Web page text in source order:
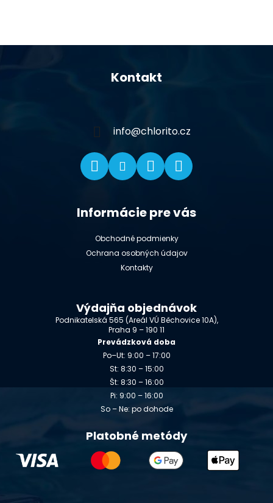
Z
Kontakt
info@chlorito.cz
Informácie pre vás
Obchodné podmienky
Ochrana osobných údajov
Kontakty
Výdajňa objednávok
Podnikatelská 565 (Areál VÚ Běchovice 10A),
Praha 9 – 190 11
Prevádzková doba
Po–Ut: 9:00 – 17:00
St: 8:30 – 15:00
Št: 8:30 – 16:00
Pi: 9:00 – 16:00
So – Ne: po dohode
Platobné metódy